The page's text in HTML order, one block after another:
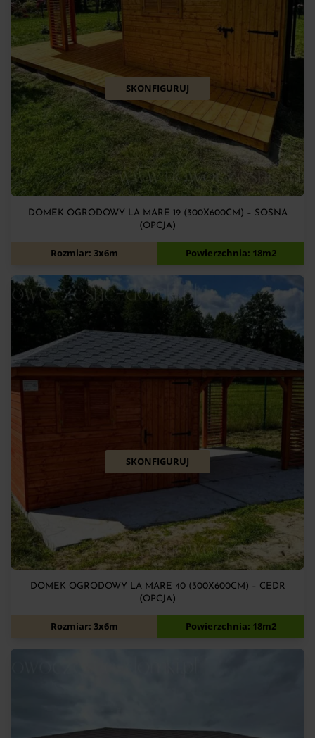
SKONFIGURUJ
DOMEK OGRODOWY LA MARE 19 (300X600CM) – SOSNA
(OPCJA)
14 000zł
Rozmiar: 3x6m Powierzchnia: 18m2
SKONFIGURUJ
DOMEK OGRODOWY LA MARE 40 (300X600CM) – CEDR
(OPCJA)
12 070zł
Rozmiar: 3x6m Powierzchnia: 18m2